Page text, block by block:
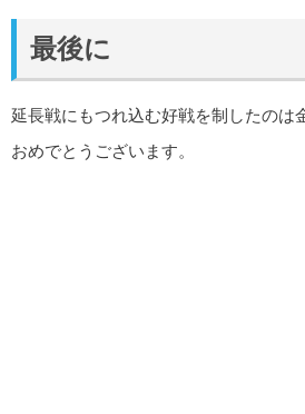
最後に
延長戦にもつれ込む好戦を制したのは
おめでとうございます。